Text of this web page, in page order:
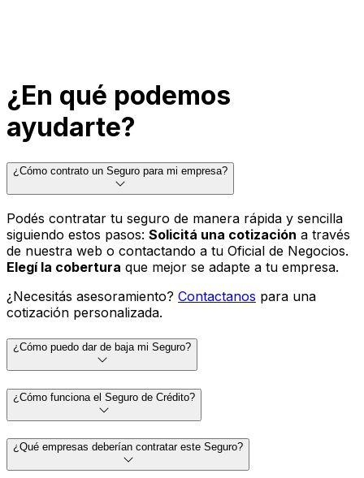
¿En qué podemos
ayudarte?
¿Cómo contrato un Seguro para mi empresa?
Podés contratar tu seguro de manera rápida y sencilla
siguiendo estos pasos: Solicitá una cotización a través
de nuestra web o contactando a tu Oficial de Negocios.
Elegí la cobertura que mejor se adapte a tu empresa.
¿Necesitás asesoramiento? Contactanos para una
cotización personalizada.
¿Cómo puedo dar de baja mi Seguro?
¿Cómo funciona el Seguro de Crédito?
¿Qué empresas deberían contratar este Seguro?